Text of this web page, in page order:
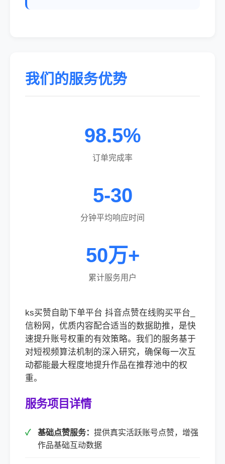
我们的服务优势
98.5%
订单完成率
5-30
分钟平均响应时间
50万+
累计服务用户
ks买赞自助下单平台 抖音点赞在线购买平台_
信粉网，优质内容配合适当的数据助推，是快
速提升账号权重的有效策略。我们的服务基于
对短视频算法机制的深入研究，确保每一次互
动都能最大程度地提升作品在推荐池中的权
重。
服务项目详情
基础点赞服务： 提供真实活跃账号点赞，增强
作品基础互动数据